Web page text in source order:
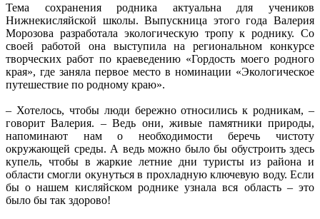
Тема сохранения родника актуальна для учеников
Нижнекисляйской школы. Выпускница этого года Валерия
Морозова разработала экологическую тропу к роднику. Со
своей работой она выступила на региональном конкурсе
творческих работ по краеведению «Гордость моего родного
края», где заняла первое место в номинации «Экологическое
путешествие по родному краю».
– Хотелось, чтобы люди бережно относились к родникам, –
говорит Валерия. – Ведь они, живые памятники природы,
напоминают нам о необходимости беречь чистоту
окружающей среды. А ведь можно было бы обустроить здесь
купель, чтобы в жаркие летние дни туристы из района и
области смогли окунуться в прохладную ключевую воду. Если
бы о нашем кисляйском роднике узнала вся область – это
было бы так здорово!